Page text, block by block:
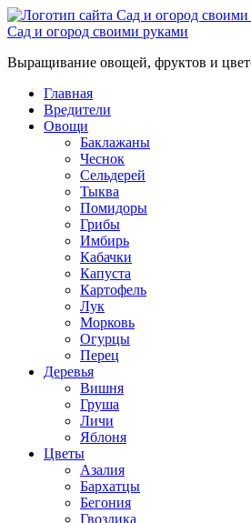
Сад и огород своими руками
Выращивание овощей, фруктов и
Главная
Вредители
Овощи
Баклажаны
Чеснок
Сельдерей
Тыква
Помидоры
Грибы
Имбирь
Кабачки
Капуста
Картофель
Лук
Морковь
Огурцы
Перец
Деревья
Вишня
Груша
Личи
Яблоня
Цветы
Азалия
Бархатцы
Бегония
Гвоздика